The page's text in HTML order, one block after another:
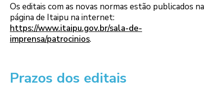
Os editais com as novas normas estão publicados na
página de Itaipu na internet:
https://www.itaipu.gov.br/sala-de-
imprensa/patrocinios.
Prazos dos editais